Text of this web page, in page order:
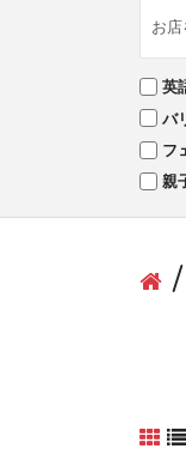
英
バ
フ
親